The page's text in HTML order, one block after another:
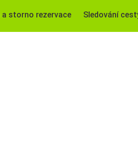
a storno rezervace Sledování